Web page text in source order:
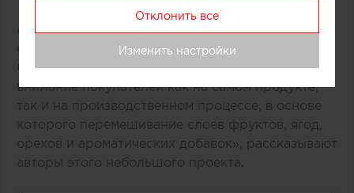
«Монолитный фасад торговой точки выделяется
среди других объектов торгового центра.
Средствами дизайна нам удалось сосредоточить
внимание покупателей как на самом продукте,
так и на производственном процессе, в основе
которого перемешивание слоев фруктов, ягод,
орехов и ароматических добавок», рассказывают
авторы этого небольшого проекта.
Отклонить все
Изменить настройки